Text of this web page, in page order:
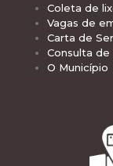
Coleta de
Vagas de
Carta de
Consulta
O Município